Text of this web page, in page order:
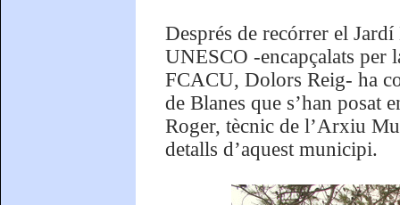
Després de recórrer el
UNESCO -encapçalats per
FCACU, Dolors Reig- ha
de Blanes que s’han posat
Roger, tècnic de l’Arxiu
detalls d’aquest municipi.